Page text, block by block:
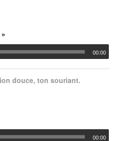
00:00
douce, ton souriant.
00:00